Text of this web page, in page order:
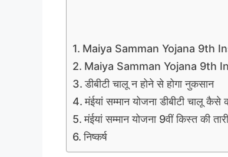
Maiya Samman Yojana 9th
Maiya Samman Yojana 9th
डीबीटी चालू न होने से होगा नुकसान
मंईयां सम्मान योजना डीबीटी चालू कैसे
मंईयां सम्मान योजना 9वीं किस्त की
निष्कर्ष